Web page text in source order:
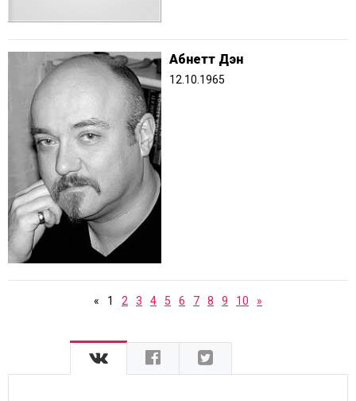
Абнетт Дэн
12.10.1965
« 1 2 3 4 5 6 7 8 9 10 »